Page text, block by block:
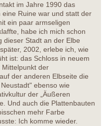
im Jahre 1990 das
Ruine war und statt der
ein paar armseligen
habe ich mich schon
dieser Stadt an der Elbe
2002, erlebe ich, wie
ist: das Schloss in neuem
der
der anderen Elbseite die
ebenso wie
der „Äußeren
Und auch die Plattenbauten
mehr Farbe
Ich komme wieder.